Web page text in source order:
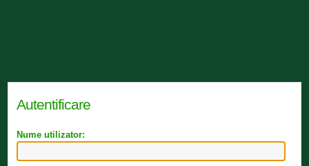
Autentificare
Nume utilizator: